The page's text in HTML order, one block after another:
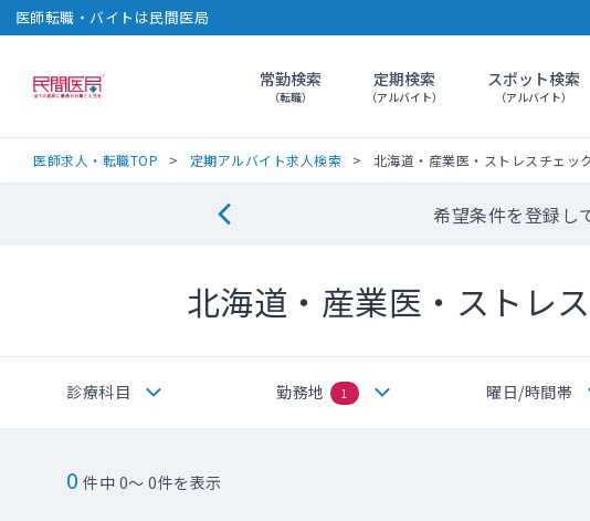
医師転職・バイトは民間医局
民間医局常勤検索
（転職）
定期検索
（アルバイト）
スポット検索
（アルバイト）
医師求人・転職TOP 定期アルバイト求人検索 北海道・産業医・ストレスチェッ
希望条件を登録し
北海道・産業医・ストレ
診療科目 勤務地 1 曜日/時間帯
0 件中 0～ 0件を表示